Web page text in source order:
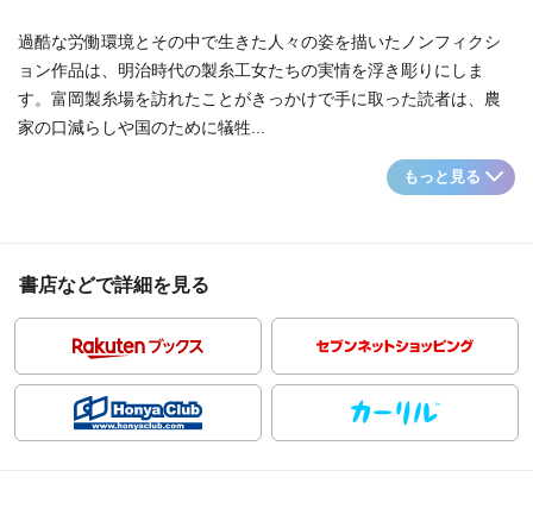
過酷な労働環境とその中で生きた人々の姿を描いたノンフィクシ
ョン作品は、明治時代の製糸工女たちの実情を浮き彫りにしま
す。富岡製糸場を訪れたことがきっかけで手に取った読者は、農
家の口減らしや国のために犠牲...
もっと見る
書店などで詳細を見る